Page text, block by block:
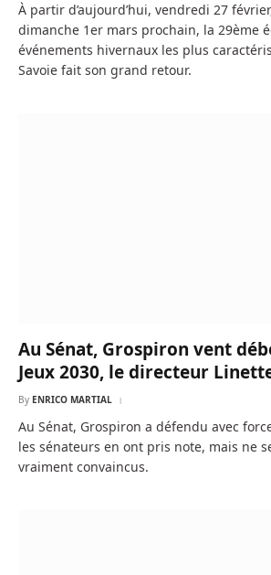
À partir d’aujourd’hui, vendredi 27
dimanche 1er mars prochain, la 29ème
événements hivernaux les plus
Savoie fait son grand retour.
Au Sénat, Grospiron vent
Jeux 2030, le directeur Linette
By ENRICO MARTIAL
Au Sénat, Grospiron a défendu avec
les sénateurs en ont pris note, mais ne
vraiment convaincus.